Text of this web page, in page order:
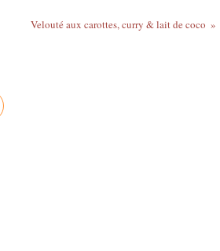
Velouté aux carottes, curry & lait de coco